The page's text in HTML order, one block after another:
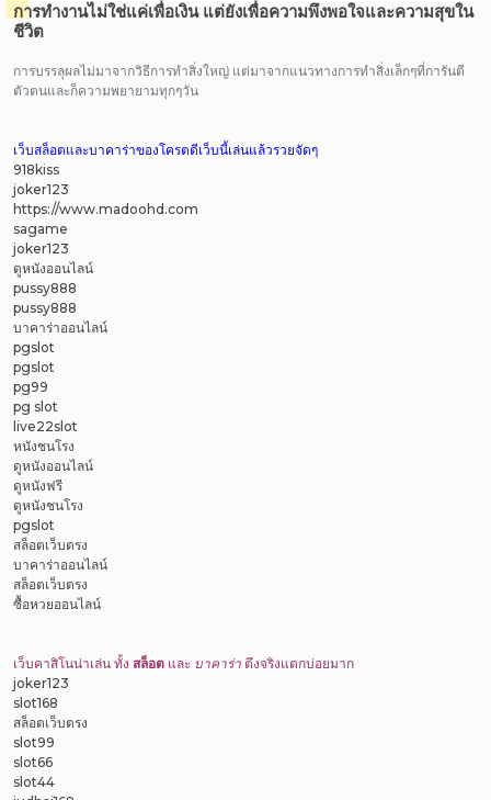
การทำงานไม่ใช่แค่เพื่อเงิน แต่ยังเพื่อความพึงพอใจและความสุขใน
ชีวิต
การบรรลุผลไม่มาจากวิธีการทำสิ่งใหญ่ แต่มาจากแนวทางการทำสิ่งเล็กๆที่การันตี
ตัวตนและก็ความพยายามทุกๆวัน
เว็บสล็อตและบาคาร่าของโครตดีเว็บนี้เล่นแล้วรวยจัดๆ
918kiss
joker123
https://www.madoohd.com
sagame
joker123
ดูหนังออนไลน์
pussy888
pussy888
บาคาร่าออนไลน์
pgslot
pgslot
pg99
pg slot
live22slot
หนังชนโรง
ดูหนังออนไลน์
ดูหนังฟรี
ดูหนังชนโรง
pgslot
สล็อตเว็บตรง
บาคาร่าออนไลน์
สล็อตเว็บตรง
ซื้อหวยออนไลน์
เว็บคาสิโนน่าเล่น ทั้ง สล็อต และ บาคาร่า ตึงจริงแตกบ่อยมาก
joker123
slot168
สล็อตเว็บตรง
slot99
slot66
slot44